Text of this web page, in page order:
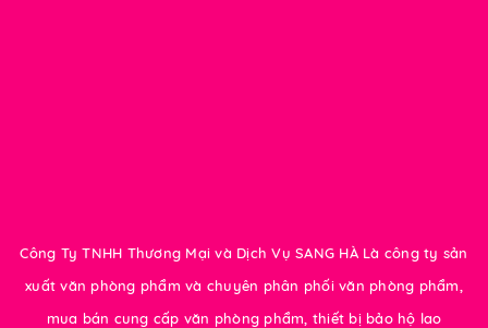
Công Ty TNHH Thương Mại và Dịch Vụ SANG HÀ Là công ty sản
xuất văn phòng phẩm và chuyên phân phối văn phòng phẩm,
mua bán cung cấp văn phòng phẩm, thiết bị bảo hộ lao